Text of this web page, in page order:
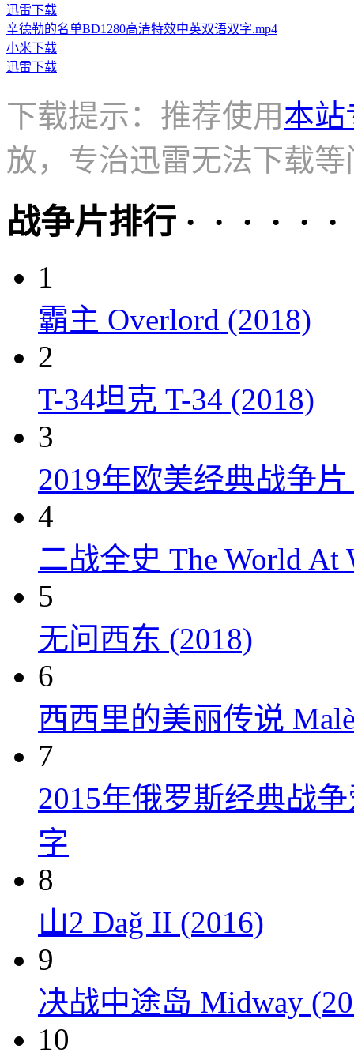
迅雷下载
辛德勒的名单BD1280高清特效中英双语双字.mp4
小米下载
迅雷下载
下载提示：推荐使用本站
放，专治迅雷无法下载等
战争片排行 · · · · · ·
1
霸主 Overlord (2018)
2
T-34坦克 T-34 (2018)
3
2019年欧美经典战争
4
二战全史 The World At
5
无问西东 (2018)
6
西西里的美丽传说
7
2015年俄罗斯经典战
字
8
山2 Dağ II (2016)
9
决战中途岛 Midway
10